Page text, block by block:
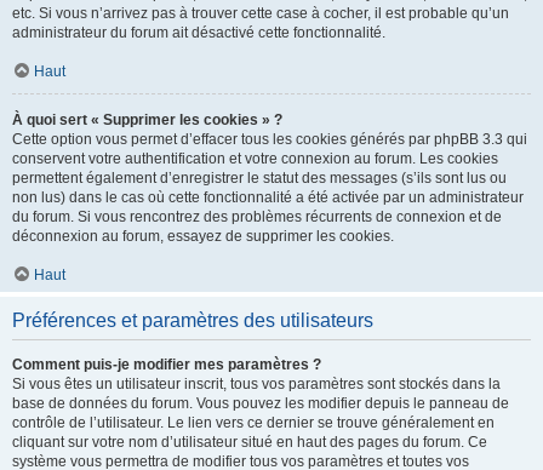
etc. Si vous n’arrivez pas à trouver cette case à cocher, il est probable qu’un
administrateur du forum ait désactivé cette fonctionnalité.
Haut
À quoi sert « Supprimer les cookies » ?
Cette option vous permet d’effacer tous les cookies générés par phpBB 3.3 qui
conservent votre authentification et votre connexion au forum. Les cookies
permettent également d’enregistrer le statut des messages (s’ils sont lus ou
non lus) dans le cas où cette fonctionnalité a été activée par un administrateur
du forum. Si vous rencontrez des problèmes récurrents de connexion et de
déconnexion au forum, essayez de supprimer les cookies.
Haut
Préférences et paramètres des utilisateurs
Comment puis-je modifier mes paramètres ?
Si vous êtes un utilisateur inscrit, tous vos paramètres sont stockés dans la
base de données du forum. Vous pouvez les modifier depuis le panneau de
contrôle de l’utilisateur. Le lien vers ce dernier se trouve généralement en
cliquant sur votre nom d’utilisateur situé en haut des pages du forum. Ce
système vous permettra de modifier tous vos paramètres et toutes vos